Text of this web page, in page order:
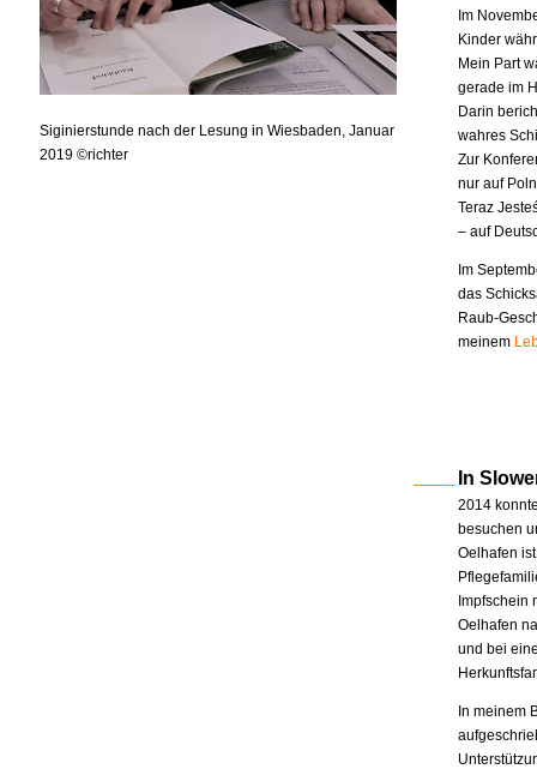
Siginierstunde nach der Lesung in Wiesbaden, Januar
2019 ©richter
Im
Kinder
Mein Part
gerade im
Darin
wahres
Zur
nur auf
Teraz
– auf
Im
das
Raub-
meinem
In
2014
besuchen
Oelhafen
Impfschein
Oelhafen
und bei
In meinem